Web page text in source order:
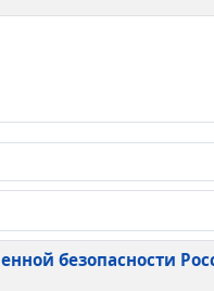
безопасности